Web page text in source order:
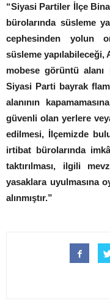
“Siyasi Partiler İlçe
bürolarında süsleme
cephesinden yolun
süsleme yapılabileceği,
mobese görüntü alanı
Siyasi Parti bayrak
alanının
güvenli olan yerlere
edilmesi, İlçemizde
irtibat bürolarında
taktırılması, ilgili
yasaklara uyulmasına
alınmıştır.”